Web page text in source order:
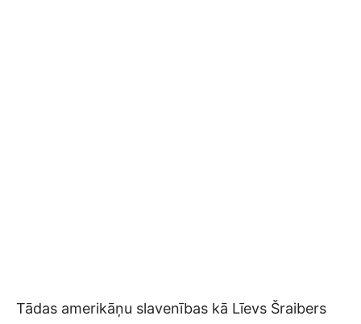
Tādas amerikāņu slavenības kā Līevs Šraibers